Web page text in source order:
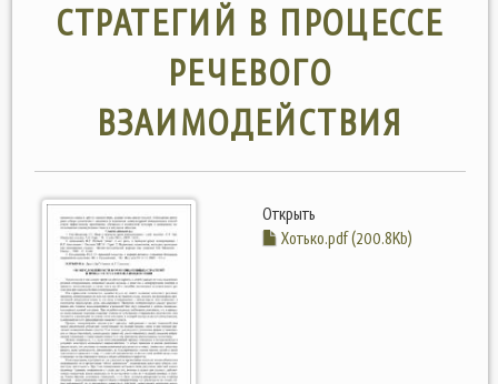
СТРАТЕГИЙ В ПРОЦЕССЕ
РЕЧЕВОГО
ВЗАИМОДЕЙСТВИЯ
Открыть
Хотько.pdf (200.8Kb)